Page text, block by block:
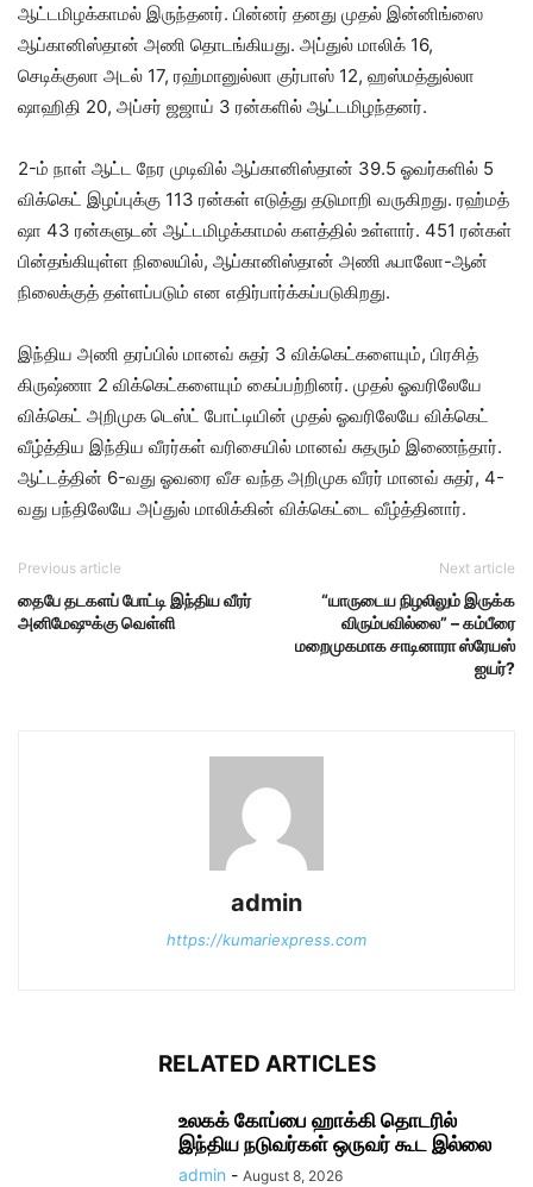
ஆட்​ட​மிழக்​காமல் இருந்​தனர். பின்​னர் தனது முதல் இன்​னிங்ஸை
ஆப்​கானிஸ்​தான் அணி தொடங்​கியது. அப்​துல் மாலிக் 16,
செடிக்குலா அடல் 17, ரஹ்​மானுல்லா குர்​பாஸ் 12, ஹஸ்​மத்​துல்லா
ஷாஹிதி 20, அப்​சர் ஜஜாய் 3 ரன்​களில் ஆட்​ட​மிழந்​தனர்.
2-ம் நாள் ஆட்ட நேர முடி​வில் ஆப்​கானிஸ்​தான் 39.5 ஓவர்​களில் 5
விக்​கெட் இழப்​புக்கு 113 ரன்​கள் எடுத்து தடு​மாறி வரு​கிறது. ரஹ்மத்
ஷா 43 ரன்​களு​டன் ஆட்​ட​மிழக்​காமல் களத்​தில் உள்​ளார். 451 ரன்​கள்
பின்​தங்​கி​யுள்ள நிலை​யில், ஆப்​கானிஸ்​தான் அணி ஃபாலோ-ஆன்
நிலைக்​குத் தள்​ளப்​படும் என எதிர்பார்க்கப்படுகிறது.
இந்​திய அணி தரப்​பில் மானவ் சுதர் 3 விக்​கெட்​களை​யும், பிரசித்
கிருஷ்ணா 2 விக்​கெட்​களை​யும் கைப்​பற்​றினர். முதல் ஓவரிலேயே
விக்​கெட் அறி​முக டெஸ்ட் போட்​டி​யின் முதல் ஓவரிலேயே விக்​கெட்
வீழ்த்​திய இந்​திய வீரர்​கள் வரிசை​யில் மானவ் சுதரும் இணைந்​தார்.
ஆட்​டத்​தின் 6-வது ஓவரை வீச வந்த அறி​முக வீரர் மானவ் சுதர், 4-
வது பந்​திலேயே அப்​துல் மாலிக்​கின் விக்​கெட்டை வீழ்த்​தி​னார்.
Previous article
தைபே தடகளப் போட்டி இந்திய வீரர்
அனிமேஷுக்கு வெள்ளி
Next article
“யாருடைய நிழலிலும் இருக்க
விரும்பவில்லை” – கம்பீரை
மறைமுகமாக சாடினாரா ஸ்ரேயஸ்
ஐயர்?
admin
https://kumariexpress.com
RELATED ARTICLES
உலகக் கோப்பை ஹாக்கி தொடரில்
இந்திய நடுவர்கள் ஒருவர் கூட இல்லை
admin - August 8, 2026